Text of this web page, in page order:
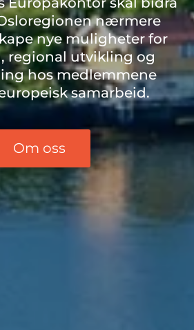
nærmere
nye muligheter for
regional utvikling og
hos medlemmene
samarbeid.
Om oss